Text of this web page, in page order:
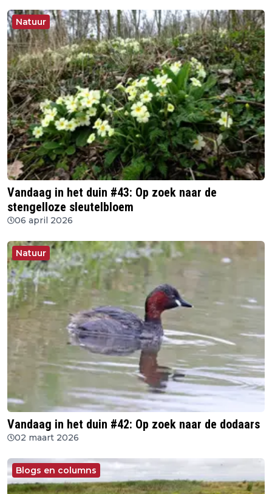
Natuur
Vandaag in het duin #43: Op zoek naar de
stengelloze sleutelbloem
06 april 2026
Natuur
Vandaag in het duin #42: Op zoek naar de dodaars
02 maart 2026
Blogs en columns